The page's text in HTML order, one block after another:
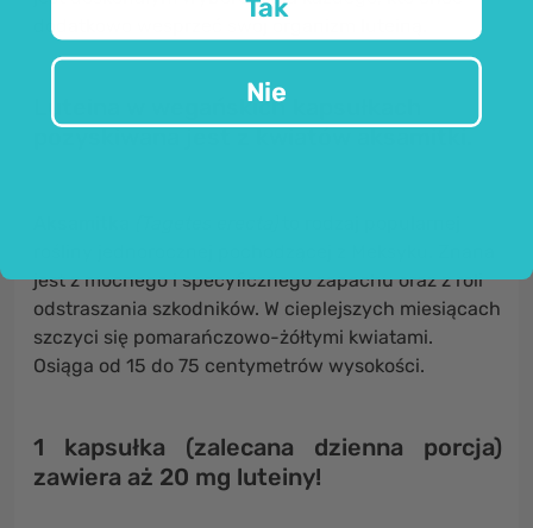
dodatkowo wesprzeć swój organizm luteiną.
Luteina w wegańskich kapsułkach
pozyskiwana jest z kwiatów aksamitki.
jest z mocnego i specyficznego zapachu oraz z roli
odstraszania szkodników. W cieplejszych miesiącach
szczyci się pomarańczowo-żółtymi kwiatami.
Osiąga od 15 do 75 centymetrów wysokości.
1 kapsułka (zalecana dzienna porcja)
zawiera aż 20 mg luteiny!
Tak
Nie